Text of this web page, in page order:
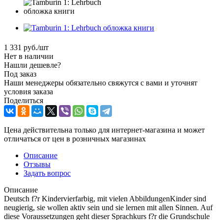
1 331 руб./шт
Нет в наличии
Нашли дешевле?
Под заказ
Наши менеджеры обязательно свяжутся с вами и уточнят
условия заказа
Поделиться
Цена действительна только для интернет-магазина и может
отличаться от цен в розничных магазинах
Описание
Отзывы
Задать вопрос
Описание
Deutsch f?r Kindervierfarbig, mit vielen AbbildungenKinder sind
neugierig, sie wollen aktiv sein und sie lernen mit allen Sinnen. Auf
diese Voraussetzungen geht dieser Sprachkurs f?r die Grundschule